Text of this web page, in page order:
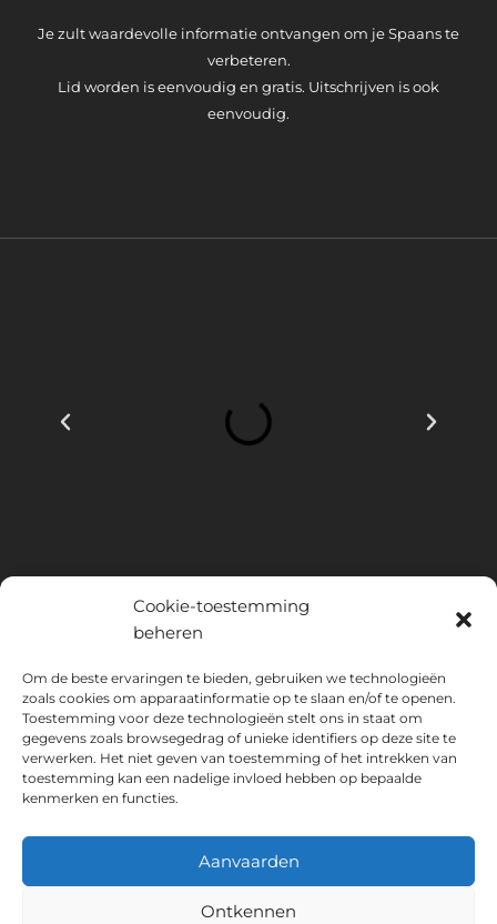
Cookie-toestemming
beheren
Om de beste ervaringen te bieden, gebruiken we technologieën
zoals cookies om apparaatinformatie op te slaan en/of te openen.
Toestemming voor deze technologieën stelt ons in staat om
gegevens zoals browsegedrag of unieke identifiers op deze site te
verwerken. Het niet geven van toestemming of het intrekken van
toestemming kan een nadelige invloed hebben op bepaalde
kenmerken en functies.
Aanvaarden
Ontkennen
Je zult waardevolle informatie ontvangen om je Spaans te
verbeteren.
Lid worden is eenvoudig en gratis. Uitschrijven is ook
eenvoudig.
INSTITUTO HISPANICO DE MURCIA, SOCIEDAD LIMITADA is de
begunstigde van het Europees Fonds voor Regionale Ontwikkeling,
dat tot doel heeft het gebruik en de kwaliteit van informatie- en
communicatietechnologieën en hun toegankelijkheid te ontwikkelen,
en dankzij welke het de volgende oplossingen heeft
geïmplementeerd: online aanwezigheid via zijn Website. De huidige